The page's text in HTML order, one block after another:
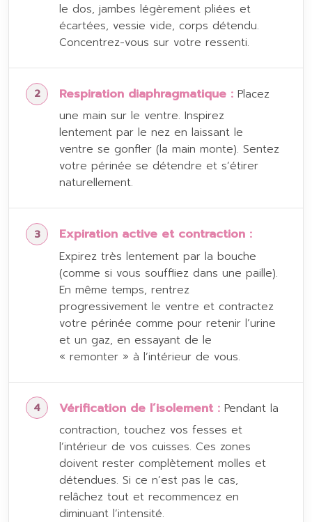
le dos, jambes légèrement pliées et
écartées, vessie vide, corps détendu.
Concentrez-vous sur votre ressenti.
Respiration diaphragmatique : Placez
une main sur le ventre. Inspirez
lentement par le nez en laissant le
ventre se gonfler (la main monte). Sentez
votre périnée se détendre et s’étirer
naturellement.
Expiration active et contraction :
Expirez très lentement par la bouche
(comme si vous souffliez dans une paille).
En même temps, rentrez
progressivement le ventre et contractez
votre périnée comme pour retenir l’urine
et un gaz, en essayant de le
« remonter » à l’intérieur de vous.
Vérification de l’isolement : Pendant la
contraction, touchez vos fesses et
l’intérieur de vos cuisses. Ces zones
doivent rester complètement molles et
détendues. Si ce n’est pas le cas,
relâchez tout et recommencez en
diminuant l’intensité.